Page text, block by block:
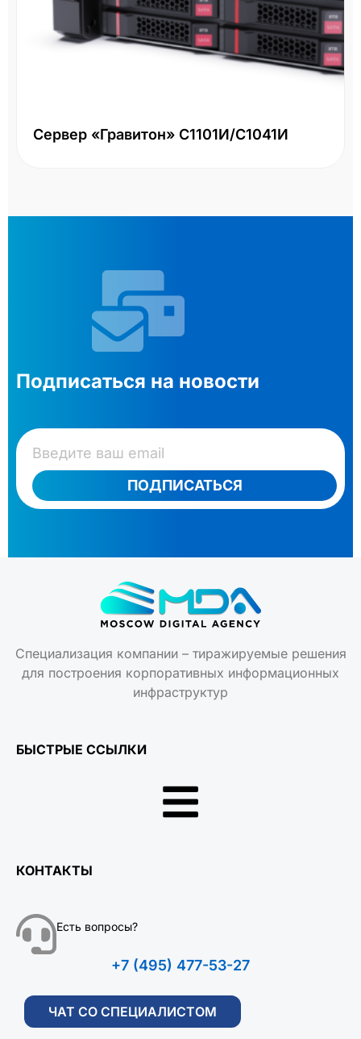
Сервер «Гравитон» С1101И/С1041И
Подписаться на новости
ПОДПИСАТЬСЯ
Специализация компании – тиражируемые решения
для построения корпоративных информационных
инфраструктур
БЫСТРЫЕ ССЫЛКИ
КОНТАКТЫ
Есть вопросы?
+7 (495) 477-53-27
ЧАТ СО СПЕЦИАЛИСТОМ